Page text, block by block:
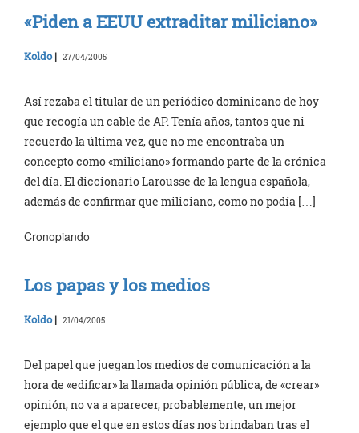
«Piden a EEUU extraditar miliciano»
Koldo| 27/04/2005
Así rezaba el titular de un periódico dominicano de hoy
que recogía un cable de AP. Tenía años, tantos que ni
recuerdo la última vez, que no me encontraba un
concepto como «miliciano» formando parte de la crónica
del día. El diccionario Larousse de la lengua española,
además de confirmar que miliciano, como no podía […]
Cronopiando
Los papas y los medios
Koldo| 21/04/2005
Del papel que juegan los medios de comunicación a la
hora de «edificar» la llamada opinión pública, de «crear»
opinión, no va a aparecer, probablemente, un mejor
ejemplo que el que en estos días nos brindaban tras el